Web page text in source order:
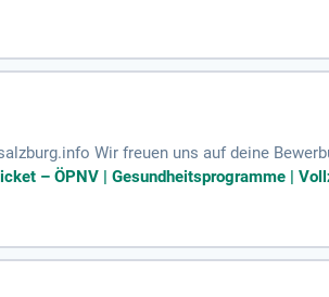
Wir freuen uns auf deine
– ÖPNV | Gesundheitsprogramme |